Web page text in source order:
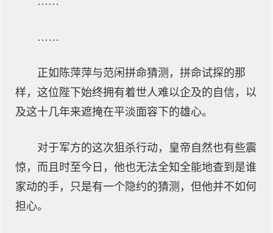
……
正如陈萍萍与范闲拼命猜测，拼命试探的那
样，这位陛下始终拥有着世人难以企及的自信，以
及这十几年来遮掩在平淡面容下的雄心。
对于军方的这次狙杀行动，皇帝自然也有些震
惊，而且时至今日，他也无法全知全能地查到是谁
家动的手，只是有一个隐约的猜测，但他并不如何
担心。